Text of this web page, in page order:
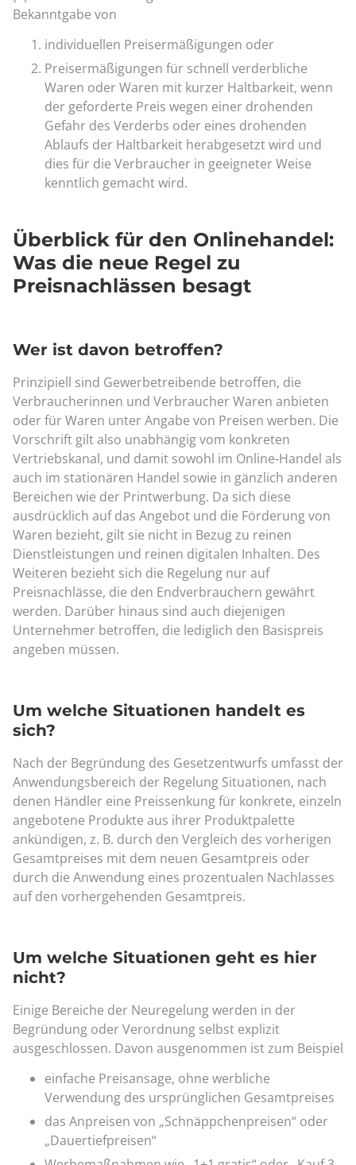
Bekanntgabe von
individuellen Preisermäßigungen oder
Preisermäßigungen für schnell verderbliche
Waren oder Waren mit kurzer Haltbarkeit, wenn
der geforderte Preis wegen einer drohenden
Gefahr des Verderbs oder eines drohenden
Ablaufs der Haltbarkeit herabgesetzt wird und
dies für die Verbraucher in geeigneter Weise
kenntlich gemacht wird.
Überblick für den Onlinehandel:
Was die neue Regel zu
Preisnachlässen besagt
Wer ist davon betroffen?
Prinzipiell sind Gewerbetreibende betroffen, die
Verbraucherinnen und Verbraucher Waren anbieten
oder für Waren unter Angabe von Preisen werben. Die
Vorschrift gilt also unabhängig vom konkreten
Vertriebskanal, und damit sowohl im Online-Handel als
auch im stationären Handel sowie in gänzlich anderen
Bereichen wie der Printwerbung. Da sich diese
ausdrücklich auf das Angebot und die Förderung von
Waren bezieht, gilt sie nicht in Bezug zu reinen
Dienstleistungen und reinen digitalen Inhalten. Des
Weiteren bezieht sich die Regelung nur auf
Preisnachlässe, die den Endverbrauchern gewährt
werden. Darüber hinaus sind auch diejenigen
Unternehmer betroffen, die lediglich den Basispreis
angeben müssen.
Um welche Situationen handelt es
sich?
Nach der Begründung des Gesetzentwurfs umfasst der
Anwendungsbereich der Regelung Situationen, nach
denen Händler eine Preissenkung für konkrete, einzeln
angebotene Produkte aus ihrer Produktpalette
ankündigen, z. B. durch den Vergleich des vorherigen
Gesamtpreises mit dem neuen Gesamtpreis oder
durch die Anwendung eines prozentualen Nachlasses
auf den vorhergehenden Gesamtpreis.
Um welche Situationen geht es hier
nicht?
Einige Bereiche der Neuregelung werden in der
Begründung oder Verordnung selbst explizit
ausgeschlossen. Davon ausgenommen ist zum Beispiel
einfache Preisansage, ohne werbliche
Verwendung des ursprünglichen Gesamtpreises
das Anpreisen von „Schnäppchenpreisen“ oder
„Dauertiefpreisen“